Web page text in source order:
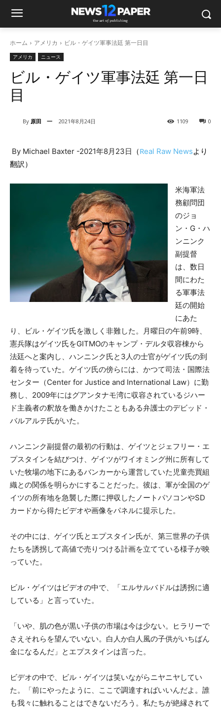
ホーム アメリカ ビル・ゲイツ軍事法廷 第一日目
アメリカ ニュース
ビル・ゲイツ軍事法廷 第一日
目
By 原田 一 2021年8月24日 0
1109
By Michael Baxter -2021年8月23日 （Real Raw Newsより
翻訳）
米海軍法
務顧問団
のジョ
ン・G・ハ
ンニンク
副提督
は、数日
間にわた
る軍事法
廷の開始
にあた
り、ビル・ゲイツ氏を激しく非難した。月曜日の午前9時、
憲兵隊はゲイツ氏をGITMOのキャンプ・デルタ収容棟から
法廷へと案内し、ハンニンク氏と3人の士官がゲイツ氏の到
着を待っていた。ゲイツ氏の傍らには、かつて司法・国際法
センター（Center for Justice and International Law）に勤
務し、2009年にはグアンタナモ湾に収容されているジハー
ド主義者の釈放を働きかけたこともある弁護士のデビッド・
バルアルテ氏がいた。
ハンニンク副提督の最初の行動は、ゲイツとジェフリー・エ
プスタインを結びつけ、ゲイツがワイオミング州に所有して
いた牧場の地下にあるバンカーから運営していた児童売買組
織との関係を明らかにすることだった。彼は、軍が全国のゲ
イツの所有地を急襲した際に押収したノートパソコンやSD
カードから得たビデオや画像をパネルに提示した。
その中には、ゲイツ氏とエプスタイン氏が、第三世界の子供
たちを誘拐して高値で売りつける計画を立てている様子が映
っていた。
ビル・ゲイツはビデオの中で、「エルサルバドルは誘拐に適
している」と言っていた。
「いや、肌の色が黒い子供の市場は今は少ない。ヒラリーで
さえそれらを望んでいない。白人か白人風の子供がいちばん
金になるんだ」とエプスタインは言った。
ビデオの中で、ビル・ゲイツは笑いながらニヤニヤしてい
た。「前にやったように、ここで調達すればいいんだよ。誰
も我々に触れることはできないだろう。私たちが絶縁されて